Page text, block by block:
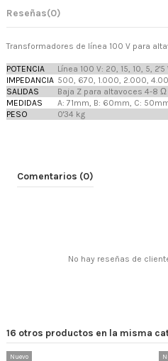
Reseñas(0)
Transformadores de línea 100 V para
POTENCIA
Línea 100 V: 20, 15, 10, 5, 2'5
IMPEDANCIA 500, 670, 1.000, 2.000,
SALIDAS
Baja Z para altavoces 4-8 Ω
MEDIDAS
A: 71mm, B: 60mm, C:
PESO
0'34 kg
Comentarios (0)
No hay reseñas de
16 otros productos en la misma
Nuevo